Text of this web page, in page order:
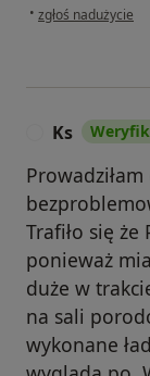
• w opinii
zgłoś nadużycie
Ks
Trafiło się
ponieważ
duże w
na sali
wykonane